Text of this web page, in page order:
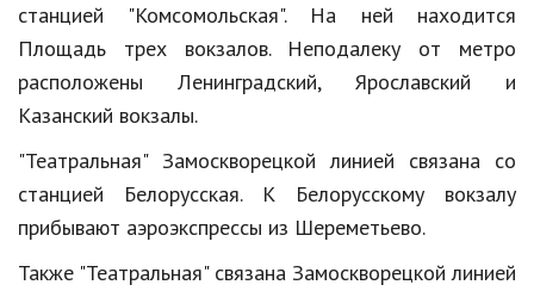
станцией "Комсомольская". На ней находится
Площадь трех вокзалов. Неподалеку от метро
расположены Ленинградский, Ярославский и
Казанский вокзалы.
"Театральная" Замоскворецкой линией связана со
станцией Белорусская. К Белорусскому вокзалу
прибывают аэроэкспрессы из Шереметьево.
Также "Театральная" связана Замоскворецкой линией